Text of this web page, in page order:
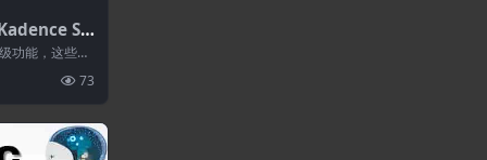
Sh
功能，这些功
73